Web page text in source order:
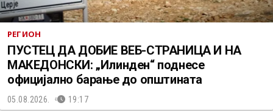
РЕГИОН
ПУСТЕЦ ДА ДОБИЕ ВЕБ-СТРАНИЦА И НА
МАКЕДОНСКИ: „Илинден“ поднесе
официјално барање до општината
05.08.2026. 19:17